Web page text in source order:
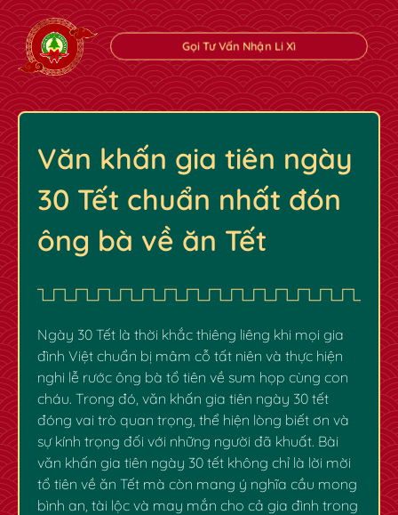
Gọi Tư Vấn Nhận Li Xì
Văn khấn gia tiên ngày
30 Tết chuẩn nhất đón
ông bà về ăn Tết
Ngày 30 Tết là thời khắc thiêng liêng khi mọi gia
đình Việt chuẩn bị mâm cỗ tất niên và thực hiện
nghi lễ rước ông bà tổ tiên về sum họp cùng con
cháu. Trong đó, văn khấn gia tiên ngày 30 tết
đóng vai trò quan trọng, thể hiện lòng biết ơn và
sự kính trọng đối với những người đã khuất. Bài
văn khấn gia tiên ngày 30 tết không chỉ là lời mời
tổ tiên về ăn Tết mà còn mang ý nghĩa cầu mong
bình an, tài lộc và may mắn cho cả gia đình trong
✿ ✿